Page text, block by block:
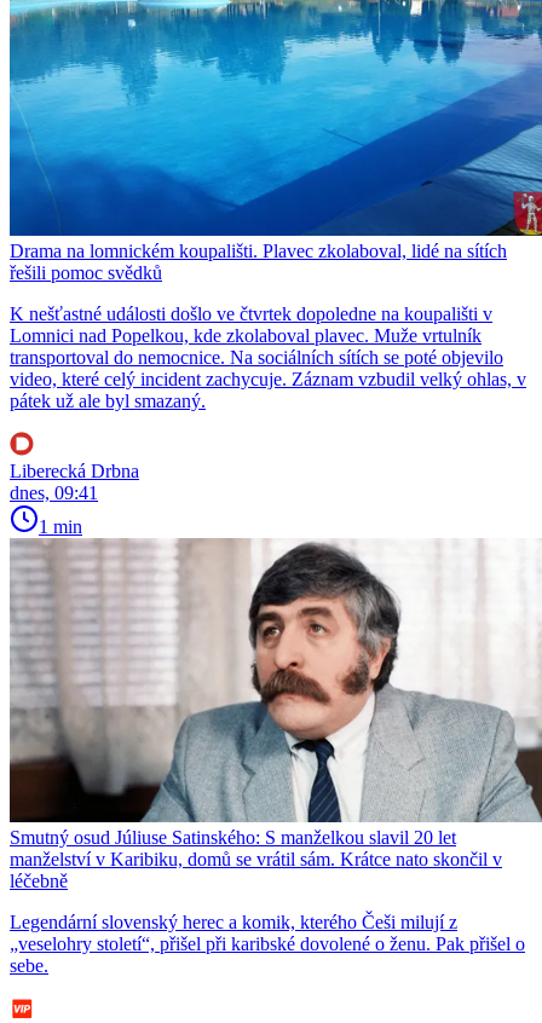
Drama na lomnickém koupališti. Plavec zkolaboval, lidé na sítích
řešili pomoc svědků
K nešťastné události došlo ve čtvrtek dopoledne na koupališti v
Lomnici nad Popelkou, kde zkolaboval plavec. Muže vrtulník
transportoval do nemocnice. Na sociálních sítích se poté objevilo
video, které celý incident zachycuje. Záznam vzbudil velký ohlas, v
pátek už ale byl smazaný.
Liberecká Drbna
dnes, 09:41
1 min
Smutný osud Júliuse Satinského: S manželkou slavil 20 let
manželství v Karibiku, domů se vrátil sám. Krátce nato skončil v
léčebně
Legendární slovenský herec a komik, kterého Češi milují z
„veselohry století“, přišel při karibské dovolené o ženu. Pak přišel o
sebe.